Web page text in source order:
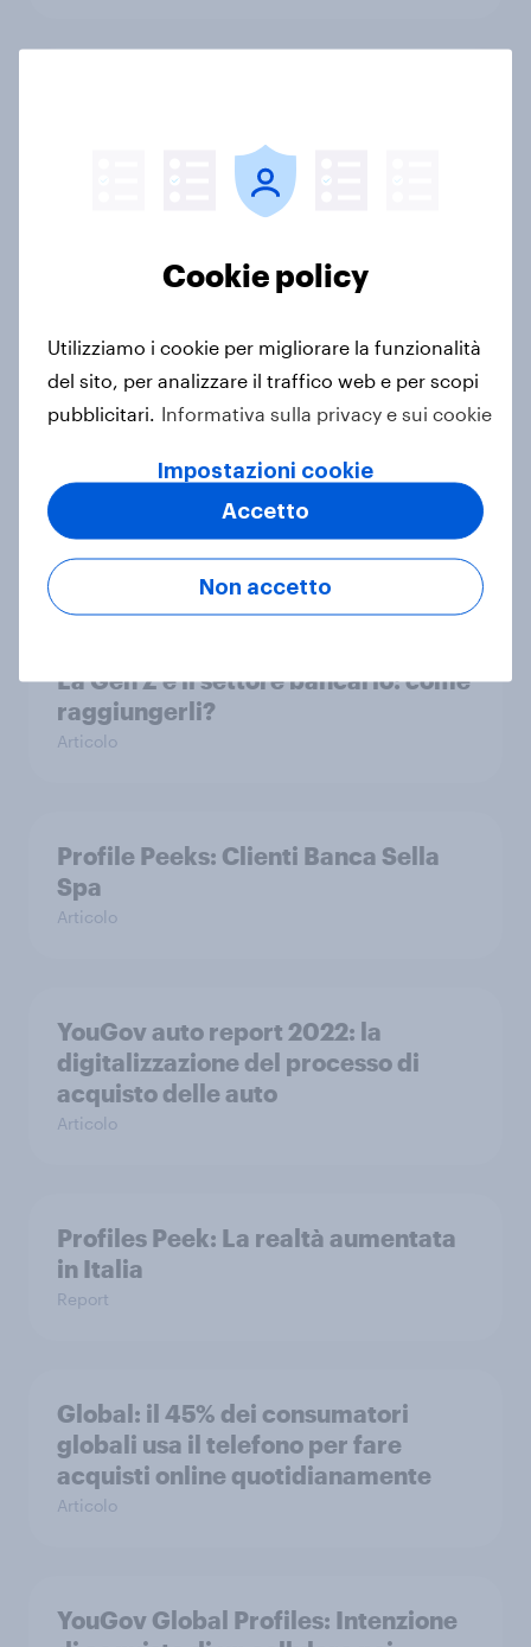
platform with YouGov
Caso di Studio
Global: i consumatori si fidano delle
personali?
Articolo
10 target audience rilevanti nel
settore Finance
Articolo
La Gen Z e il settore bancario: come
raggiungerli?
Articolo
Profile Peeks: Clienti Banca Sella
Spa
Articolo
YouGov auto report 2022: la
digitalizzazione del processo di
acquisto delle auto
Articolo
Profiles Peek: La realtà aumentata
in Italia
Report
Global: il 45% dei consumatori
globali usa il telefono per fare
acquisti online quotidianamente
Articolo
YouGov Global Profiles: Intenzione
Cookie policy
Utilizziamo i cookie per migliorare la funzionalità
del sito, per analizzare il traffico web e per scopi
pubblicitari.
Informativa sulla privacy e sui cookie
Impostazioni cookie
Non accetto
Accetto